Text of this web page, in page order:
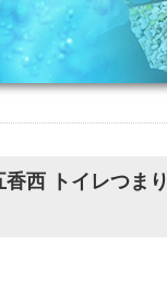
香西 トイレつまり